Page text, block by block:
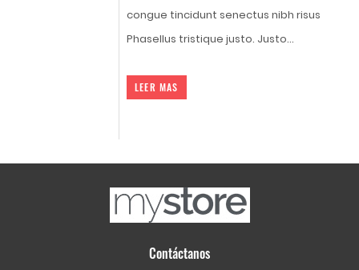
congue tincidunt senectus nibh risus
Phasellus tristique justo. Justo...
LEER MAS
Contáctanos